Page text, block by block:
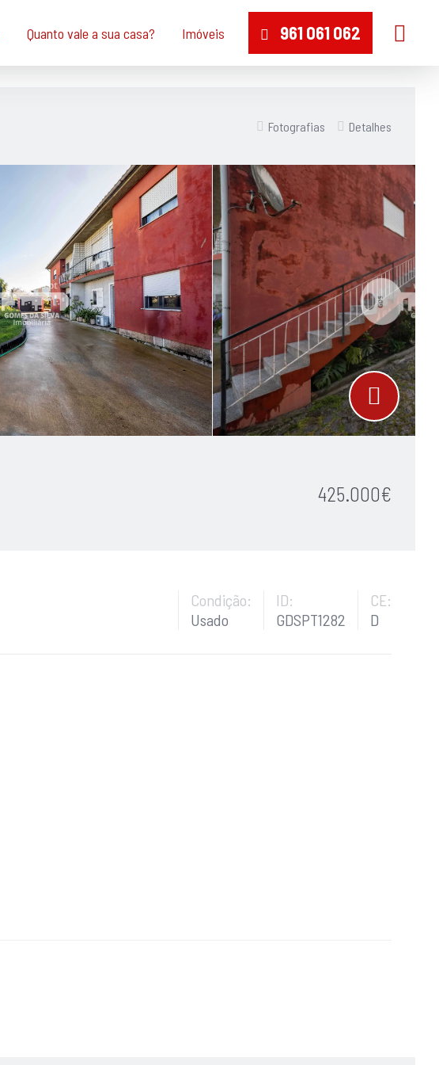
Quanto vale a sua casa? Imóveis 961 061 062
Fotografias Detalhes
425.000€
Condição:
Usado
ID:
GDSPT1282
CE:
D